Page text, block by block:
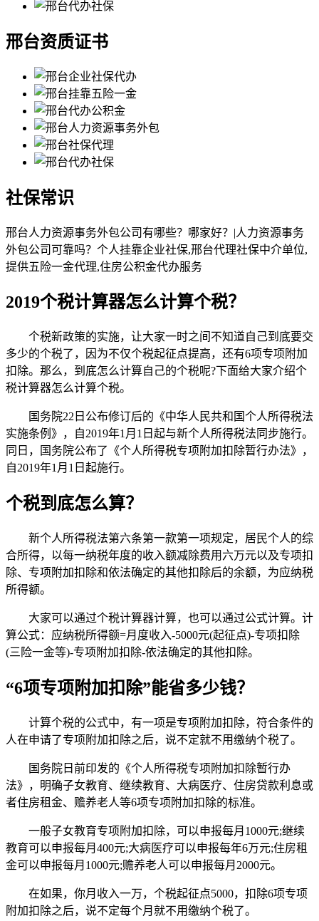
邢台资质证书
社保常识
邢台人力资源事务外包公司有哪些？哪家好？|人力资源事务
外包公司可靠吗？个人挂靠企业社保,邢台代理社保中介单位,
提供五险一金代理,住房公积金代办服务
2019个税计算器怎么计算个税？
个税新政策的实施，让大家一时之间不知道自己到底要交
多少的个税了，因为不仅个税起征点提高，还有6项专项附加
扣除。那么，到底怎么计算自己的个税呢?下面给大家介绍个
税计算器怎么计算个税。
国务院22日公布修订后的《中华人民共和国个人所得税法
实施条例》，自2019年1月1日起与新个人所得税法同步施行。
同日，国务院公布了《个人所得税专项附加扣除暂行办法》，
自2019年1月1日起施行。
个税到底怎么算？
新个人所得税法第六条第一款第一项规定，居民个人的综
合所得，以每一纳税年度的收入额减除费用六万元以及专项扣
除、专项附加扣除和依法确定的其他扣除后的余额，为应纳税
所得额。
大家可以通过个税计算器计算，也可以通过公式计算。计
算公式：应纳税所得额=月度收入-5000元(起征点)-专项扣除
(三险一金等)-专项附加扣除-依法确定的其他扣除。
“6项专项附加扣除”能省多少钱？
计算个税的公式中，有一项是专项附加扣除，符合条件的
人在申请了专项附加扣除之后，说不定就不用缴纳个税了。
国务院日前印发的《个人所得税专项附加扣除暂行办
法》，明确子女教育、继续教育、大病医疗、住房贷款利息或
者住房租金、赡养老人等6项专项附加扣除的标准。
一般子女教育专项附加扣除，可以申报每月1000元;继续
教育可以申报每月400元;大病医疗可以申报每年6万元;住房租
金可以申报每月1000元;赡养老人可以申报每月2000元。
在如果，你月收入一万，个税起征点5000，扣除6项专项
附加扣除之后，说不定每个月就不用缴纳个税了。